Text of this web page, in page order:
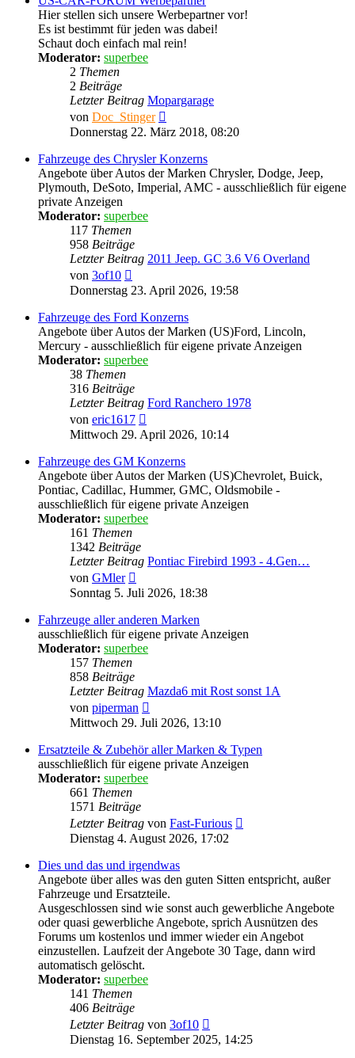
Hier stellen sich unsere Werbepartner vor!
Es ist bestimmt für jeden was dabei!
Schaut doch einfach mal rein!
Moderator: superbee
2 Themen
2 Beiträge
Letzter Beitrag Mopargarage
von Doc_Stinger
Beitrag
Donnerstag 22. März 2018, 08:20
Fahrzeuge des Chrysler Konzerns
Angebote über Autos der Marken Chrysler, Dodge, Jeep,
Plymouth, DeSoto, Imperial, AMC - ausschließlich für eigene
private Anzeigen
Moderator: superbee
117 Themen
958 Beiträge
Letzter Beitrag 2011 Jeep. GC 3.6 V6 Overland
von 3of10
Beitrag
Donnerstag 23. April 2026, 19:58
Fahrzeuge des Ford Konzerns
Angebote über Autos der Marken (US)Ford, Lincoln,
Mercury - ausschließlich für eigene private Anzeigen
Moderator: superbee
38 Themen
316 Beiträge
Letzter Beitrag Ford Ranchero 1978
von eric1617
Beitrag
Mittwoch 29. April 2026, 10:14
Fahrzeuge des GM Konzerns
Angebote über Autos der Marken (US)Chevrolet, Buick,
Pontiac, Cadillac, Hummer, GMC, Oldsmobile -
ausschließlich für eigene private Anzeigen
Moderator: superbee
161 Themen
1342 Beiträge
Letzter Beitrag Pontiac Firebird 1993 - 4.Gen…
von GMler
Beitrag
Sonntag 5. Juli 2026, 18:38
Fahrzeuge aller anderen Marken
ausschließlich für eigene private Anzeigen
Moderator: superbee
157 Themen
858 Beiträge
Letzter Beitrag Mazda6 mit Rost sonst 1A
von piperman
Beitrag
Mittwoch 29. Juli 2026, 13:10
Ersatzteile & Zubehör aller Marken & Typen
ausschließlich für eigene private Anzeigen
Moderator: superbee
661 Themen
1571 Beiträge
Letzter Beitrag von Fast-Furious
Dienstag 4. August 2026, 17:02
Dies und das und irgendwas
Angebote über alles was den guten Sitten entspricht, außer
Fahrzeuge und Ersatzteile.
Ausgeschlossen sind wie sonst auch gewerbliche Angebote
oder quasi gewerbliche Angebote, sprich Ausnützen des
Forums um kostenlos und immer wieder ein Angebot
einzustellen. Laufzeit der Angebote 30 Tage, dann wird
automatisch gelöscht.
Moderator: superbee
141 Themen
406 Beiträge
Letzter Beitrag von 3of10
Beitrag
Dienstag 16. September 2025, 14:25